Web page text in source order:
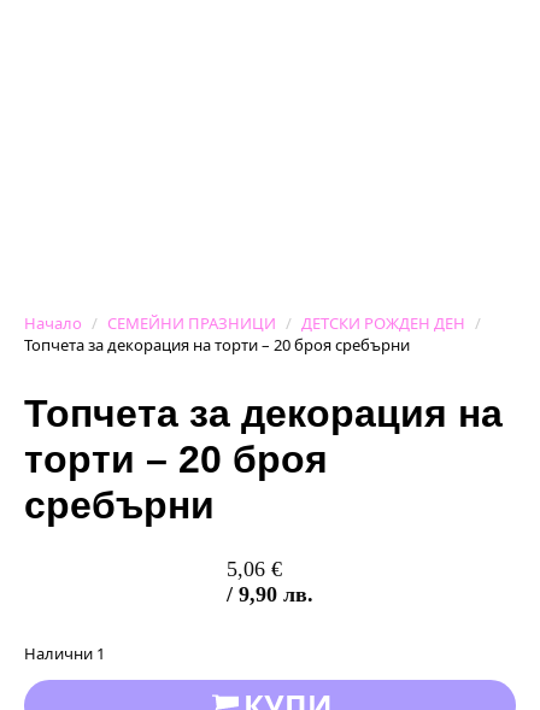
Начало СЕМЕЙНИ ПРАЗНИЦИ
ДЕТСКИ РОЖДЕН ДЕН
Топчета за декорация на торти – 20 броя сребърни
Топчета за декорация на
торти – 20 броя
сребърни
5,06 €
/ 9,90 лв.
Налични 1